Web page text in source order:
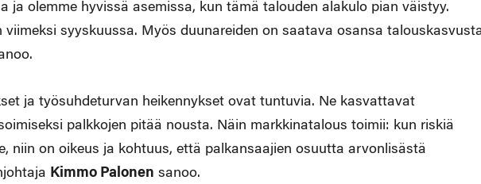
ja olemme hyvissä asemissa, kun tämä talouden alakulo pian väistyy.
syyskuussa. Myös duunareiden on saatava osansa
ja työsuhdeturvan heikennykset ovat tuntuvia. Ne kasvattavat
palkkojen pitää nousta. Näin markkinatalous toimii: kun riskiä
niin on oikeus ja kohtuus, että palkansaajien osuutta arvonlisästä
Kimmo Palonen sanoo.